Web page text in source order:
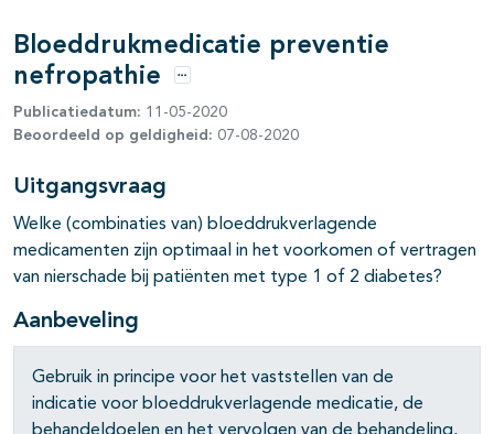
open- en dichtklappen
Bloeddrukmedicatie preventie
nefropathie
Opties
Publicatiedatum: 11-05-2020
Beoordeeld op geldigheid: 07-08-2020
Uitgangsvraag
Welke (combinaties van) bloeddrukverlagende
medicamenten zijn optimaal in het voorkomen of vertragen
van nierschade bij patiënten met type 1 of 2 diabetes?
Aanbeveling
Gebruik in principe voor het vaststellen van de
indicatie voor bloeddrukverlagende medicatie, de